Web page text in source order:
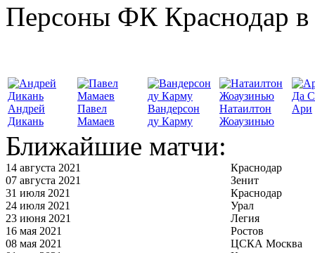
Персоны ФК Краснодар в
Андрей
Дикань
Павел
Мамаев
Вандерсон
ду Карму
Натаилтон
Жоаузинью
Да
Ари
Ближайшие матчи:
14 августа 2021
Краснодар
07 августа 2021
Зенит
31 июля 2021
Краснодар
24 июля 2021
Урал
23 июня 2021
Легия
16 мая 2021
Ростов
08 мая 2021
ЦСКА Москва